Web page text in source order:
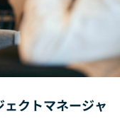
クトマネージャ